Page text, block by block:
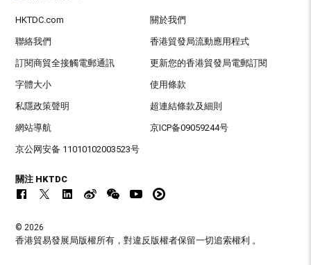
HKTDC.com 關於我們
聯絡我們 香港貿發局流動應用程式
訂閱商貿全接觸電郵通訊 更新您的香港貿發局電郵訂閱
字體大小 使用條款
私隱政策聲明 超連結條款及細則
網站導航 京ICP备09059244号
京公网安备 11010102003523号
關注 HKTDC
© 2026
香港貿易發展局版權所有，對違反版權者保留一切追索權利 。